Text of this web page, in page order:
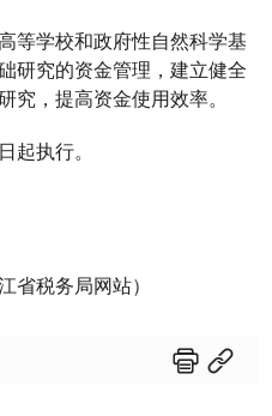
等学校和政府性自然科学基
研究的资金管理，建立健全
究，提高资金使用效率。
起执行。
省税务局网站）
 